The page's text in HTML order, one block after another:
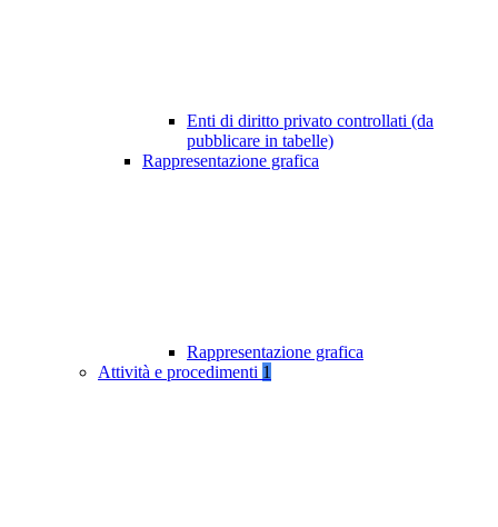
Enti di diritto privato controllati (da
pubblicare in tabelle)
Rappresentazione grafica
Rappresentazione grafica
Attività e procedimenti 1